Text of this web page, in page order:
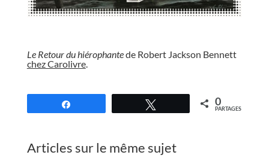
Le Retour du hiérophantede Robert Jackson Bennett
chez Carolivre.
0
PARTAGES
Articles sur le même sujet